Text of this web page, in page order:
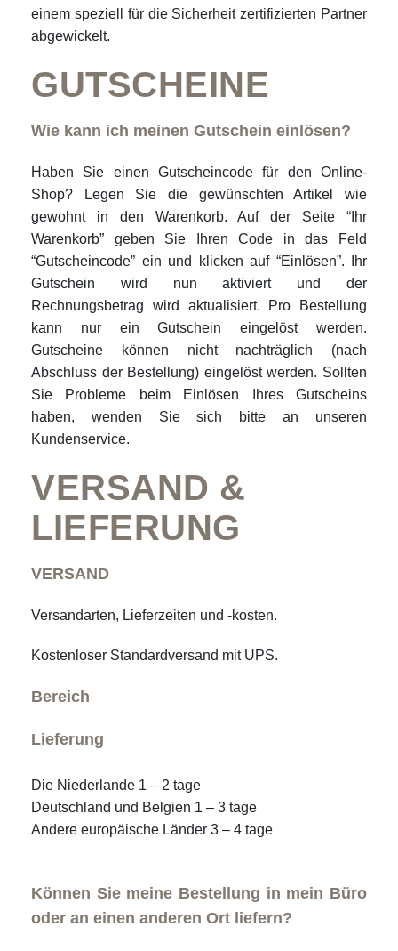
einem speziell für die Sicherheit zertifizierten Partner
abgewickelt.
GUTSCHEINE
Wie kann ich meinen Gutschein einlösen?
Haben Sie einen Gutscheincode für den Online-
Shop? Legen Sie die gewünschten Artikel wie
gewohnt in den Warenkorb. Auf der Seite “Ihr
Warenkorb” geben Sie Ihren Code in das Feld
“Gutscheincode” ein und klicken auf “Einlösen”. Ihr
Gutschein wird nun aktiviert und der
Rechnungsbetrag wird aktualisiert. Pro Bestellung
kann nur ein Gutschein eingelöst werden.
Gutscheine können nicht nachträglich (nach
Abschluss der Bestellung) eingelöst werden. Sollten
Sie Probleme beim Einlösen Ihres Gutscheins
haben, wenden Sie sich bitte an unseren
Kundenservice.
VERSAND &
LIEFERUNG
VERSAND
Versandarten, Lieferzeiten und -kosten.
Kostenloser Standardversand mit UPS.
Bereich
Lieferung
Die Niederlande 1 – 2 tage
Deutschland und Belgien 1 – 3 tage
Andere europäische Länder 3 – 4 tage
Können Sie meine Bestellung in mein Büro
oder an einen anderen Ort liefern?